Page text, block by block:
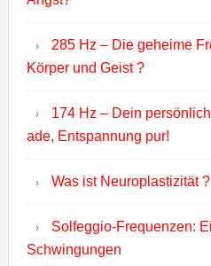
285 Hz – Die geheime
Körper und Geist ?
174 Hz – Dein
ade, Entspannung pur!
Was ist Neuroplastizität ?
Solfeggio-Frequenzen:
Schwingungen